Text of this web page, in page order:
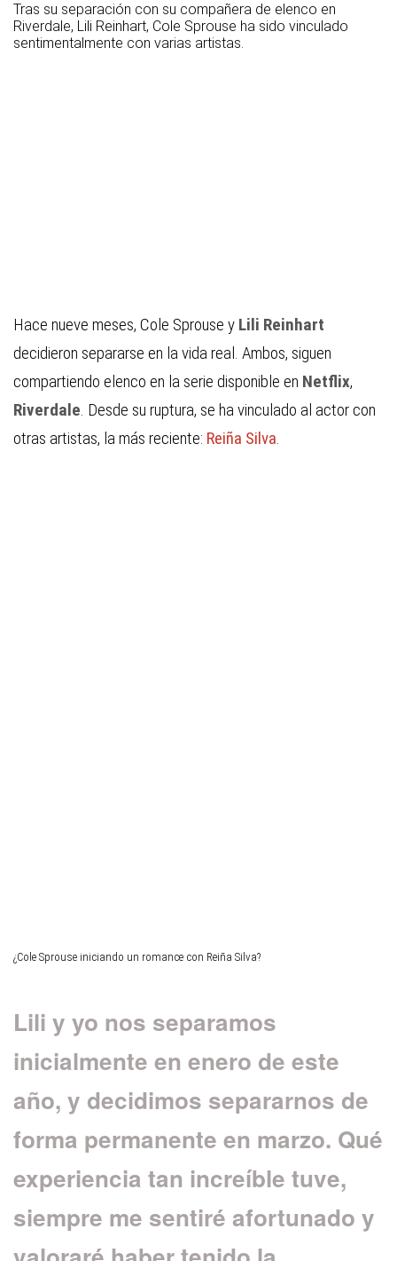
Tras su separación con su compañera de elenco en
Riverdale, Lili Reinhart, Cole Sprouse ha sido vinculado
sentimentalmente con varias artistas.
Hace nueve meses, Cole Sprouse y Lili Reinhart
decidieron separarse en la vida real. Ambos, siguen
compartiendo elenco en la serie disponible en Netflix,
Riverdale. Desde su ruptura, se ha vinculado al actor con
otras artistas, la más reciente: Reiña Silva.
¿Cole Sprouse iniciando un romance con Reiña Silva?
Lili y yo nos separamos
inicialmente en enero de este
año, y decidimos separarnos de
forma permanente en marzo. Qué
experiencia tan increíble tuve,
siempre me sentiré afortunado y